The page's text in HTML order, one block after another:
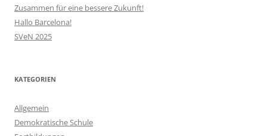
Zusammen für eine bessere Zukunft!
Hallo Barcelona!
SVeN 2025
KATEGORIEN
Allgemein
Demokratische Schule